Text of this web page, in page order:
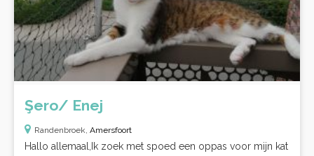
Şero/ Enej
Randenbroek, Amersfoort
Hallo allemaal,Ik zoek met spoed een oppas voor mijn kat